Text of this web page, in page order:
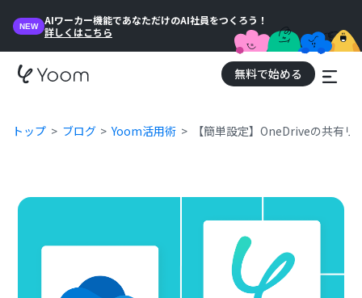
NEW
AIワーカー機能であなただけのAI社員をつくろう！
詳しくはこちら
無料で始める
トップ ブログ Yoom活用術 【簡単設定】OneDriveの共有